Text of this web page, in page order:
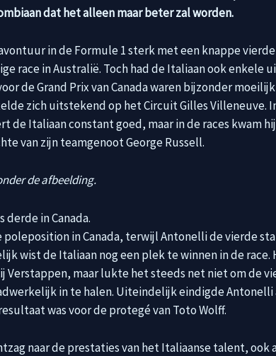
dat het alleen maar beter zal worden.
in de Formule 1 sterk met een knappe
race in Australië. Toch had de Italiaan ook enkele
de Grand Prix van Canada waren bijzonder
zich uitstekend op het Circuit Gilles Villeneuve.
de Italiaan constant goed, maar in de races kwam
van zijn teamgenoot George Russell.
de afbeelding.
in Canada.
poleposition in Canada, terwijl Antonelli de vierde
wist de Italiaan nog een plek te winnen in de race.
Verstappen, maar lukte het steeds net niet om de
in te halen. Uiteindelijk eindigde Antonelli
was voor de protegé van Toto Wolff.
naar de prestaties van het Italiaanse talent, ook